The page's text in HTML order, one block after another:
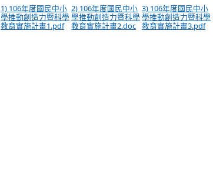
1) 106年度國民中小
學推動創造力暨科學
教育實施計畫1.pdf
2) 106年度國民中小
學推動創造力暨科學
教育實施計畫2.doc
3) 106年度國民中小
學推動創造力暨科學
教育實施計畫3.pdf